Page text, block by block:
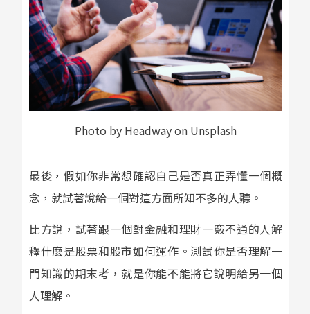
Photo by Headway on Unsplash
最後，假如你非常想確認自己是否真正弄懂一個概
念，就試著說給一個對這方面所知不多的人聽。
比方說，試著跟一個對金融和理財一竅不通的人解
釋什麼是股票和股市如何運作。測試你是否理解一
門知識的期末考，就是你能不能將它說明給另一個
人理解。